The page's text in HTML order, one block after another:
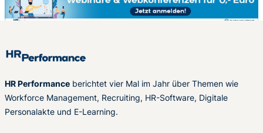
HR Performance berichtet vier Mal im Jahr über Themen wie
Workforce Management, Recruiting, HR-Software, Digitale
Personalakte und E-Learning.